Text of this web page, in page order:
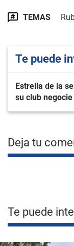
TEMAS
Te puede
Estrella de la
su club
Deja tu
Te puede